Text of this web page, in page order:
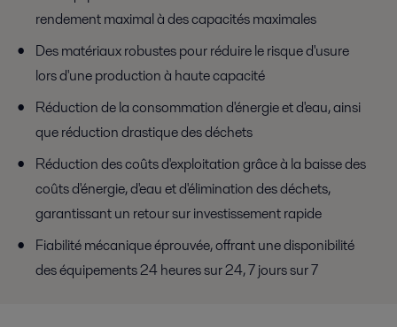
rendement maximal à des capacités maximales
Des matériaux robustes pour réduire le risque d'usure
lors d'une production à haute capacité
Réduction de la consommation d'énergie et d'eau, ainsi
que réduction drastique des déchets
Réduction des coûts d'exploitation grâce à la baisse des
coûts d'énergie, d'eau et d'élimination des déchets,
garantissant un retour sur investissement rapide
Fiabilité mécanique éprouvée, offrant une disponibilité
des équipements 24 heures sur 24, 7 jours sur 7